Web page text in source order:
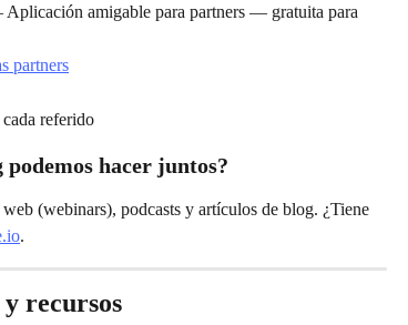
amigable para partners — gratuita para
partners
referido
hacer juntos?
(webinars), podcasts y artículos de blog. ¿Tiene
.
recursos